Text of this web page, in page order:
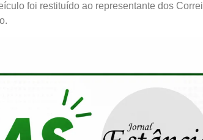
foi restituído ao representante dos